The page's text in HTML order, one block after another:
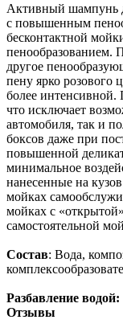
Активный шампунь
с повышенным
бесконтактной
пенообразованием.
другое
пену ярко розового
более интенсивной.
что исключает
автомобиля, так и
боксов даже при
повышенной
минимальное
нанесенные на
мойках
мойках с
самостоятельной
Состав: Вода,
Разбавление водой:
Отзывы